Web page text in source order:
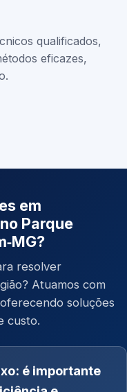
qualificados,
eficazes,
em
Parque
resolver
Atuamos com
soluções
custo.
é importante